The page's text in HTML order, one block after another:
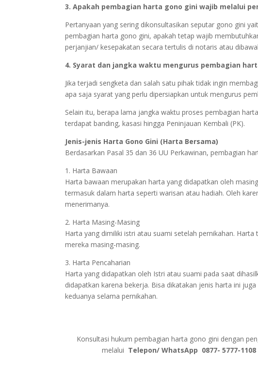
3. Apakah pembagian harta gono gini wajib melalui
Pertanyaan yang sering dikonsultasikan seputar gono gini
pembagian harta gono gini, apakah tetap wajib
perjanjian/ kesepakatan secara tertulis di notaris atau
4. Syarat dan jangka waktu mengurus pembagian
Jika terjadi sengketa dan salah satu pihak tidak ingin
apa saja syarat yang perlu dipersiapkan untuk mengurus
Selain itu, berapa lama jangka waktu proses pembagian
terdapat banding, kasasi hingga Peninjauan Kembali (PK).
Jenis-jenis Harta Gono Gini (Harta Bersama)
Berdasarkan Pasal 35 dan 36 UU Perkawinan, pembagian
1. Harta Bawaan
Harta bawaan merupakan harta yang didapatkan oleh
termasuk dalam harta seperti warisan atau hadiah. Oleh
menerimanya.
2. Harta Masing-Masing
Harta yang dimiliki istri atau suami setelah pernikahan.
mereka masing-masing.
3. Harta Pencaharian
Harta yang didapatkan oleh Istri atau suami pada saat
didapatkan karena bekerja. Bisa dikatakan jenis harta ini
keduanya selama pernikahan.
Konsultasi hukum pembagian harta gono gini dengan
melalui Telepon/ WhatsApp 0877- 5777-1108